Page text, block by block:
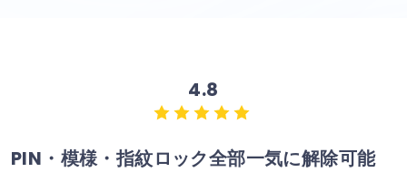
4.8
PIN・模様・指紋ロック全部一気に解除可能